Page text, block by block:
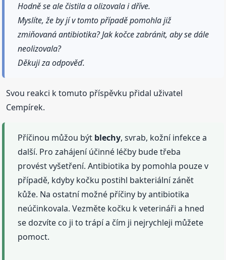
Hodně se ale čistila a olizovala i dříve.
Myslíte, že by jí v tomto případě pomohla již
zmiňovaná antibiotika? Jak kočce zabránit, aby se dále
neolizovala?
Děkuji za odpověď.
Svou reakci k tomuto příspěvku přidal uživatel
Cempírek.
Příčinou můžou být blechy, svrab, kožní infekce a
další. Pro zahájení účinné léčby bude třeba
provést vyšetření. Antibiotika by pomohla pouze v
případě, kdyby kočku postihl bakteriální zánět
kůže. Na ostatní možné příčiny by antibiotika
neúčinkovala. Vezměte kočku k veterináři a hned
se dozvíte co ji to trápí a čím ji nejrychleji můžete
pomoct.